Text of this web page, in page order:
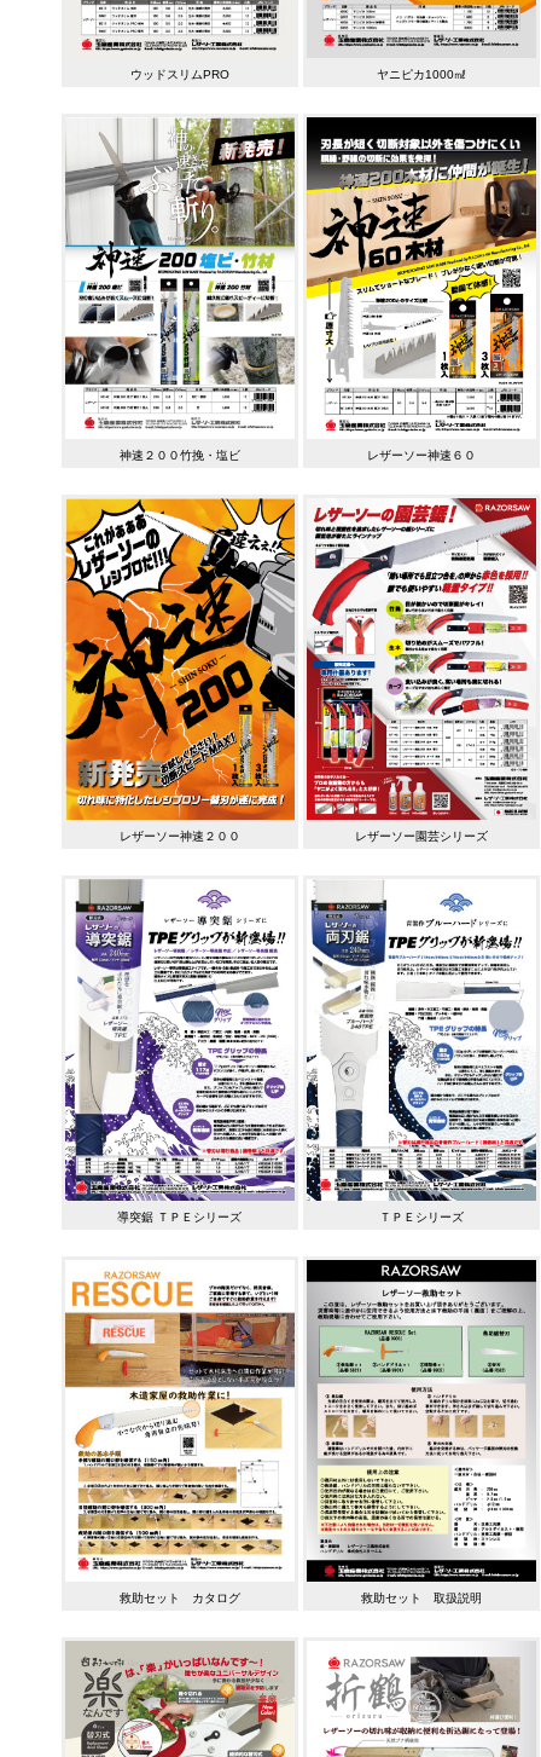
ウッドスリムPRO ヤニピカ1000㎖
神速２００竹挽・塩ビ レザーソー神速６０
レザーソー神速２００ レザーソー園芸シリーズ
導突鋸 ＴＰＥシリーズ ＴＰＥシリーズ
救助セット カタログ 救助セット 取扱説明